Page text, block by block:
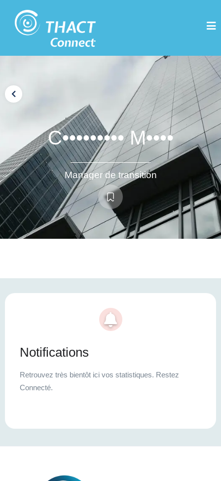
C••••••••• M••••
Manager de transition
Notifications
Retrouvez très bientôt ici vos statistiques. Restez
Connecté.